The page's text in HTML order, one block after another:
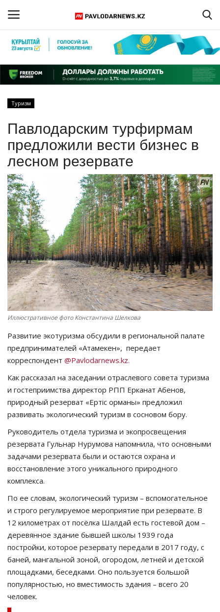
Регистрация
Главная
ПАВЛОДАРСКАЯ ОБЛАСТЬ
КАЗАХСТАН
МИР
СПЕЦПРОЕКТЫ
СПОРТ
Чек-лист
РАЗВЛЕЧЕНИЯ
OFFICIAL
Курултай
Язык
Қазақша Русский
Туризм
Павлодарским турфирмам
предложили вести бизнес в
лесном резервате
Иллюстративное фото Константина Шелкова
Развитие экотуризма обсудили в региональной палате
предпринимателей «Атамекен», передает
корреспондент @Pavlodarnews.kz.
Как рассказал на заседании отраслевого совета туризма
и гостеприимства директор РПП Ерканат Абенов,
природный резерват «Ертiс орманы» предложил
развивать экологический туризм в сосновом бору.
Руководитель отдела туризма и экопросвещения
резервата Гульнар Нурумова напомнила, что основными
задачами резервата были и остаются охрана и
восстановление этого уникального природного
комплекса.
По ее словам, экологический туризм – вспомогательное
и строго регулируемое мероприятие при резервате. В
12 километрах от посёлка Шалдай есть гостевой дом –
деревянное здание бывшей школы 1939 года
постройки, которое резервату передали в 2017 году, с
баней, мангальной зоной, огородом, летней и детской
площадками, беседками. Оно пользуется большой
популярностью, но вместимость здания – всего 20
человек.